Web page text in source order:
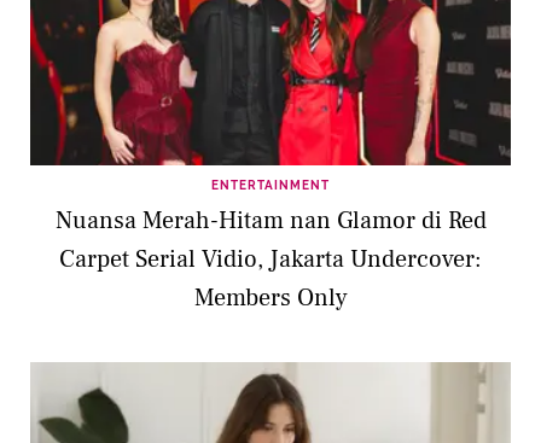
ENTERTAINMENT
Nuansa Merah-Hitam nan Glamor di Red
Carpet Serial Vidio, Jakarta Undercover:
Members Only